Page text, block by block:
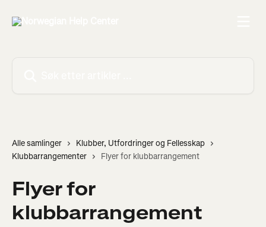
Alle samlinger
Klubber, Utfordringer og Fellesskap
Klubbarrangementer
Flyer for klubbarrangement
Flyer for
klubbarrangement